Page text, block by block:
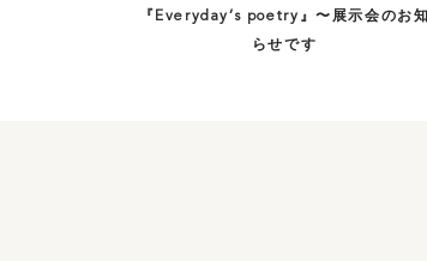
『Everyday’s poetry』〜展示会のお知
らせです